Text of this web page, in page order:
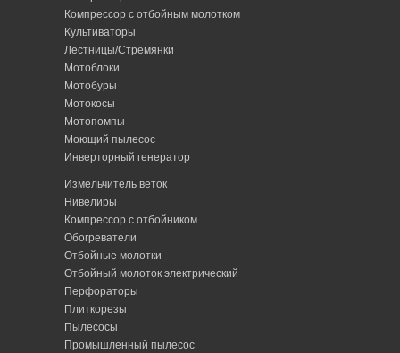
Компрессор с отбойным молотком
Культиваторы
Лестницы/Стремянки
Мотоблоки
Мотобуры
Мотокосы
Мотопомпы
Моющий пылесос
Инверторный генератор
Измельчитель веток
Нивелиры
Компрессор с отбойником
Обогреватели
Отбойные молотки
Отбойный молоток электрический
Перфораторы
Плиткорезы
Пылесосы
Промышленный пылесос